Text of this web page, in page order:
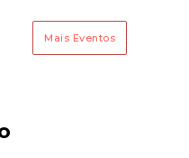
Mais Eventos